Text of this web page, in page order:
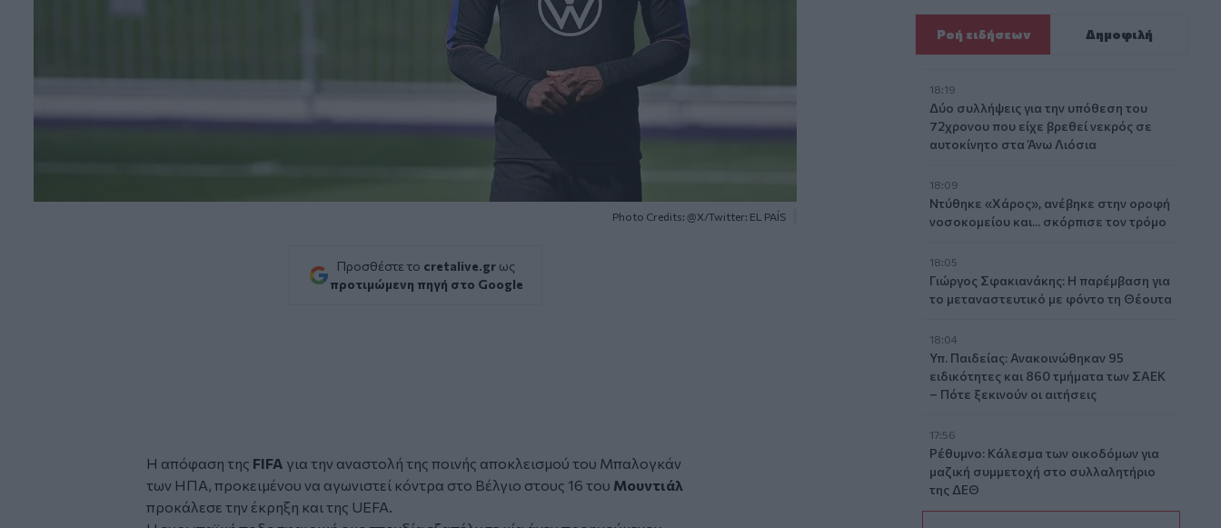
Photo Credits: @X/Twitter: EL PAÍS
Προσθέστε το cretalive.gr ως
προτιμώμενη πηγή στο Google
Η απόφαση της FIFA για την αναστολή της ποινής αποκλεισμού του Μπαλογκάν
των ΗΠΑ, προκειμένου να αγωνιστεί κόντρα στο Βέλγιο στους 16 του Μουντιάλ
προκάλεσε την έκρηξη και της UEFA.
Ροή ειδήσεων Δημοφιλή
18:19
Δύο συλλήψεις για την υπόθεση του
72χρονου που είχε βρεθεί νεκρός σε
αυτοκίνητο στα Άνω Λιόσια
18:09
Ντύθηκε «Χάρος», ανέβηκε στην οροφή
νοσοκομείου και... σκόρπισε τον τρόμο
18:05
Γιώργος Σφακιανάκης: Η παρέμβαση για
το μεταναστευτικό με φόντο τη Θέουτα
18:04
Υπ. Παιδείας: Ανακοινώθηκαν 95
ειδικότητες και 860 τμήματα των ΣΑΕΚ
– Πότε ξεκινούν οι αιτήσεις
17:56
Ρέθυμνο: Κάλεσμα των οικοδόμων για
μαζική συμμετοχή στο συλλαλητήριο
της ΔΕΘ